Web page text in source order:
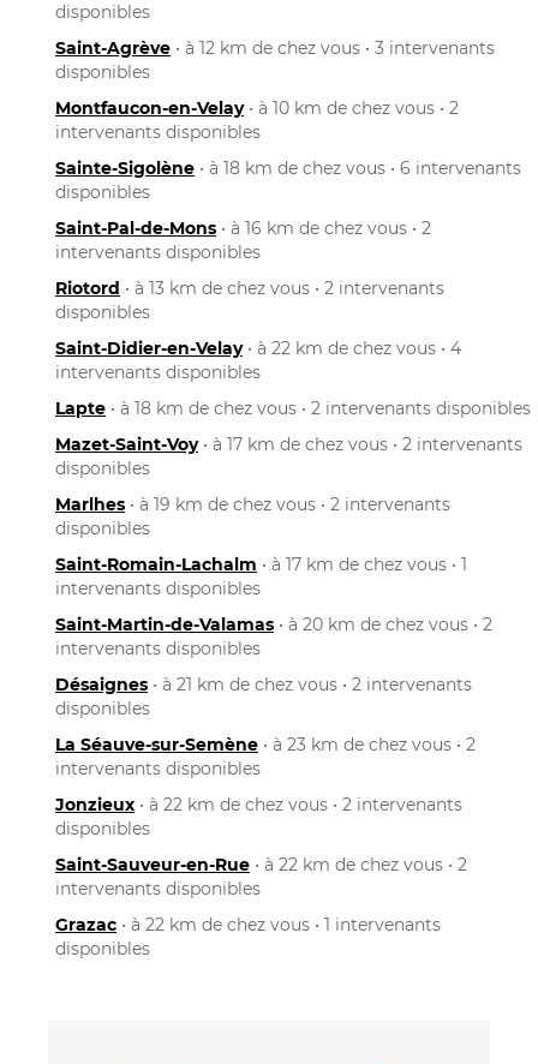
disponibles
Saint-Agrève • à 12 km de chez vous • 3 intervenants
disponibles
Montfaucon-en-Velay• à 10 km de chez vous • 2
intervenants disponibles
Sainte-Sigolène • à 18 km de chez vous • 6 intervenants
disponibles
Saint-Pal-de-Mons • à 16 km de chez vous • 2
intervenants disponibles
Riotord • à 13 km de chez vous • 2 intervenants
disponibles
Saint-Didier-en-Velay• à 22 km de chez vous • 4
intervenants disponibles
Lapte • à 18 km de chez vous • 2 intervenants disponibles
Mazet-Saint-Voy• à 17 km de chez vous • 2 intervenants
disponibles
Marlhes • à 19 km de chez vous • 2 intervenants
disponibles
Saint-Romain-Lachalm • à 17 km de chez vous • 1
intervenants disponibles
Saint-Martin-de-Valamas • à 20 km de chez vous • 2
intervenants disponibles
Désaignes • à 21 km de chez vous • 2 intervenants
disponibles
La Séauve-sur-Semène • à 23 km de chez vous • 2
intervenants disponibles
Jonzieux • à 22 km de chez vous • 2 intervenants
disponibles
Saint-Sauveur-en-Rue • à 22 km de chez vous • 2
intervenants disponibles
Grazac • à 22 km de chez vous • 1 intervenants
disponibles